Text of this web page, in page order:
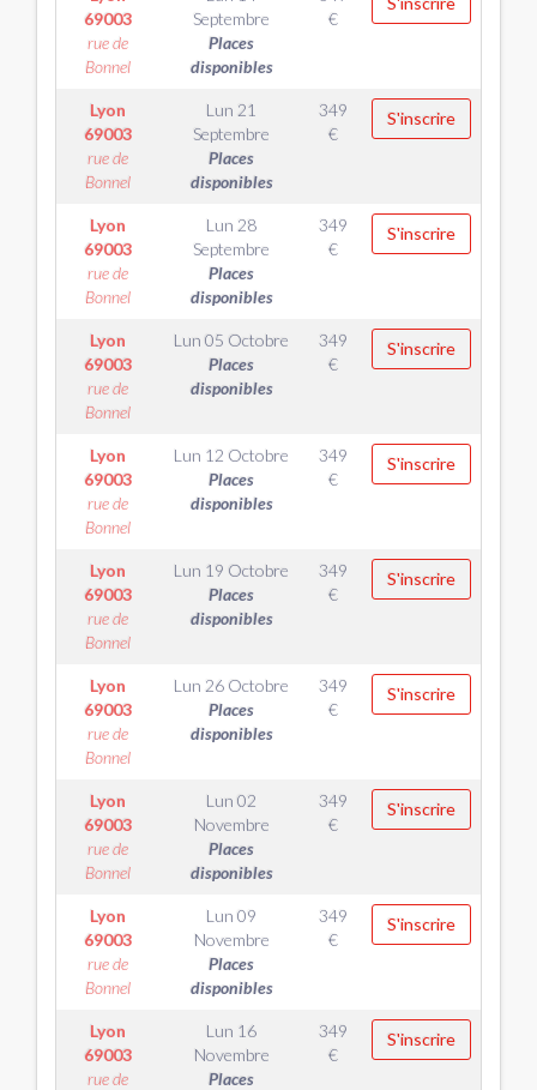
69003
rue de
Bonnel
Septembre
Places
disponibles
€
Lyon
69003
rue de
Bonnel
Lun 21
Septembre
Places
disponibles
349
€
S'inscrire
Lyon
69003
rue de
Bonnel
Lun 28
Septembre
Places
disponibles
349
€
S'inscrire
Lyon
69003
rue de
Bonnel
Lun 05 Octobre
Places
disponibles
349
€
S'inscrire
Lyon
69003
rue de
Bonnel
Lun 12 Octobre
Places
disponibles
349
€
S'inscrire
Lyon
69003
rue de
Bonnel
Lun 19 Octobre
Places
disponibles
349
€
S'inscrire
Lyon
69003
rue de
Bonnel
Lun 26 Octobre
Places
disponibles
349
€
S'inscrire
Lyon
69003
rue de
Bonnel
Lun 02
Novembre
Places
disponibles
349
€
S'inscrire
Lyon
69003
rue de
Bonnel
Lun 09
Novembre
Places
disponibles
349
€
S'inscrire
Lyon
69003
rue de
Lun 16
Novembre
Places
349
€
S'inscrire